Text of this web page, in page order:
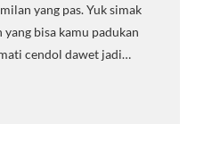
yang pas. Yuk simak
bisa kamu padukan
cendol dawet jadi…